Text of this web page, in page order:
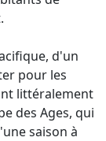
d'un
pour les
littéralement
des Ages, qui
saison à